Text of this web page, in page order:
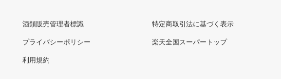
酒類販売管理者標識
プライバシーポリシー
利用規約
特定商取引法に基づく表示
楽天全国スーパートップ